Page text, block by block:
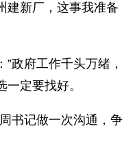
建新厂，这事我准备
政府工作千头万绪，
定要找好。
书记做一次沟通，争